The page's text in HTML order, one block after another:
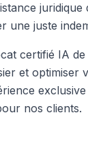
une juste
certifié IA
et optimiser
nos clients.